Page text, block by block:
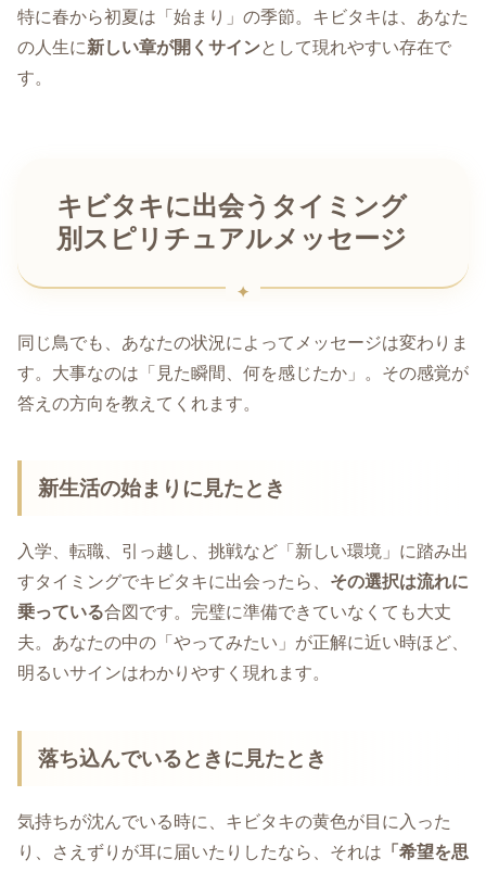
特に春から初夏は「始まり」の季節。キビタキは、あなた
の人生に新しい章が開くサインとして現れやすい存在で
す。
キビタキに出会うタイミング
別スピリチュアルメッセージ
同じ鳥でも、あなたの状況によってメッセージは変わりま
す。大事なのは「見た瞬間、何を感じたか」。その感覚が
答えの方向を教えてくれます。
新生活の始まりに見たとき
入学、転職、引っ越し、挑戦など「新しい環境」に踏み出
すタイミングでキビタキに出会ったら、 その選択は流れに
乗っている合図です。完璧に準備できていなくても大丈
夫。あなたの中の「やってみたい」が正解に近い時ほど、
明るいサインはわかりやすく現れます。
落ち込んでいるときに見たとき
気持ちが沈んでいる時に、キビタキの黄色が目に入った
り、さえずりが耳に届いたりしたなら、それは 「希望を思